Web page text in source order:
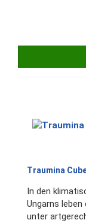
Traumina
In den
Ungarns leben
unter